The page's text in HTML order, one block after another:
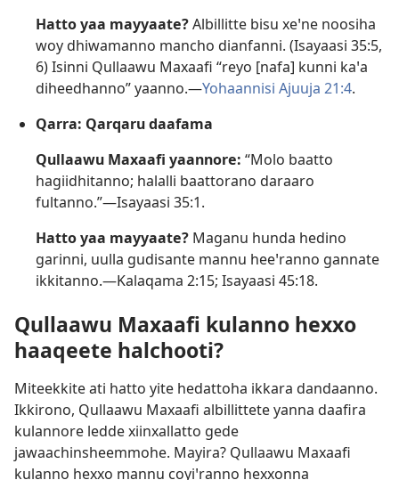
Hatto yaa mayyaate?Albillitte bisu xeꞌne noosiha
woy dhiwamanno mancho dianfanni. (Isayaasi 35:5,
6) Isinni Qullaawu Maxaafi “reyo [nafa] kunni kaꞌa
diheedhanno” yaanno.—Yohaannisi Ajuuja 21:4.
Qarra: Qarqaru daafama
Qullaawu Maxaafi yaannore: “Molo baatto
hagiidhitanno; halalli baattorano daraaro
fultanno.”—Isayaasi 35:1.
Hatto yaa mayyaate? Maganu hunda hedino
garinni, uulla gudisante mannu heeꞌranno gannate
ikkitanno.—Kalaqama 2:15; Isayaasi 45:18.
Qullaawu Maxaafi kulanno hexxo
haaqeete halchooti?
Miteekkite ati hatto yite hedattoha ikkara dandaanno.
Ikkirono, Qullaawu Maxaafi albillittete yanna daafira
kulannore ledde xiinxallatto gede
jawaachinsheemmohe. Mayira? Qullaawu Maxaafi
kulanno hexxo mannu coyiꞌranno hexxonna